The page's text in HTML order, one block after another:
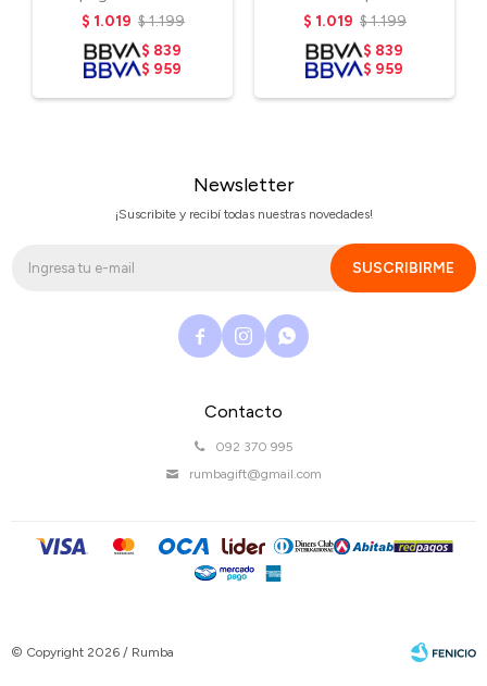
$ 1.019 $1.199
$ 839
$ 959
$ 1.019 $1.199
$ 839
$ 959
Contacto
092 370 995
rumbagift@gmail.com
Newsletter
¡Suscribite y recibí todas nuestras novedades!
SUSCRIBIRME
  
© Copyright 2026 / Rumba